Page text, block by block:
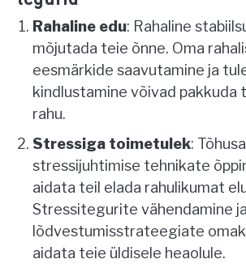
Rahaline edu: Rahaline
mõjutada teie õnne. Oma
eesmärkide saavutamine ja
kindlustamine võivad pakkuda
rahu.
Stressiga toimetulek:
stressijuhtimise tehnikate
aidata teil elada rahulikumat
Stressitegurite vähendamine ja
lõdvestumisstrateegiate
aidata teie üldisele heaolule.